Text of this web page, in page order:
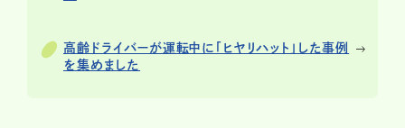
高齢ドライバーが運転中に「ヒヤリハット」した事例
を集めました